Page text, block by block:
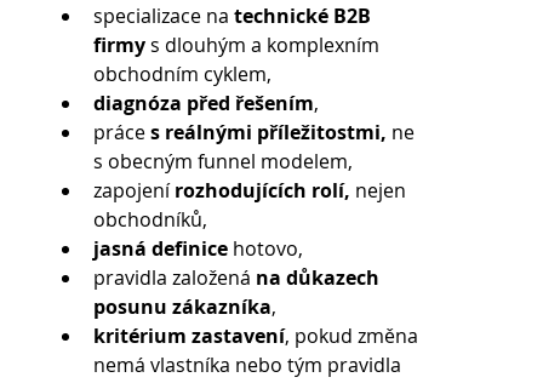
specializace na technické B2B
firmy s dlouhým a komplexním
obchodním cyklem,
diagnóza před řešením,
práce s reálnými příležitostmi, ne
s obecným funnel modelem,
zapojení rozhodujících rolí, nejen
obchodníků,
jasná definice hotovo,
pravidla založená na důkazech
posunu zákazníka,
kritérium zastavení, pokud změna
nemá vlastníka nebo tým pravidla